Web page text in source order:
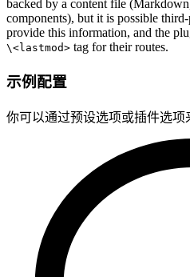
backed by a content file
components), but it is possible
provide this information, and the
\<lastmod> tag for their routes.
示例配置
你可以通过预设选项或插件选项